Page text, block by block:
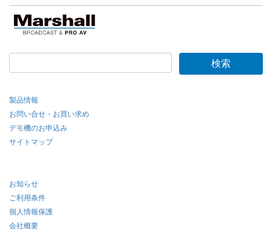
製品情報
お問い合せ・お買い求め
デモ機のお申込み
サイトマップ
お知らせ
ご利用条件
個人情報保護
会社概要